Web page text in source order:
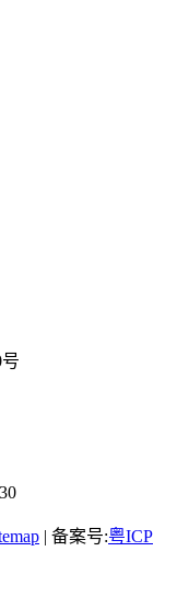
| 备案号:粤ICP